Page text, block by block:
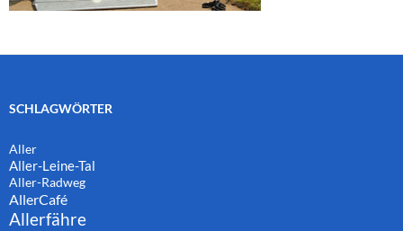
SCHLAGWÖRTER
Aller
Aller-Leine-Tal
Aller-Radweg
AllerCafé
Allerfähre